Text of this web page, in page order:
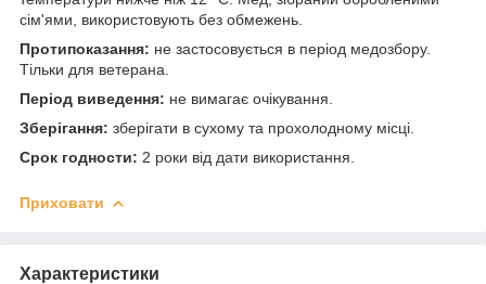
сім'ями, використовують без обмежень.
Протипоказання: не застосовується в період медозбору.
Тільки для ветерана.
Період виведення: не вимагає очікування.
Зберігання: зберігати в сухому та прохолодному місці.
Срок годности: 2 роки від дати використання.
Приховати
Характеристики